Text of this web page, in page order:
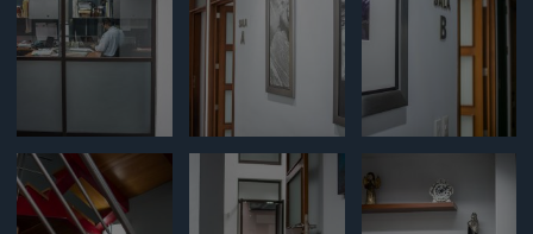
Antes de hacer cualquier deposito verifique.
Esto se cerrará en24segundos